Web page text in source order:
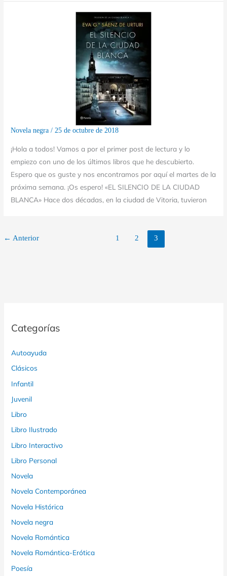
Novela negra /25 de octubre de 2018
¡Hola a todos! Vamos a por el primer post de lectura y lo
empiezo con uno de los últimos libros que he descubierto.
Espero que os guste y nos encontramos por aquí el martes de la
próxima semana. ¡Os espero! «EL SILENCIO DE LA CIUDAD
BLANCA» Hace dos décadas, en la ciudad de Vitoria, tuvieron
← Anterior 1 2 3
Categorías
Autoayuda
Clásicos
Infantil
Juvenil
Libro
Libro Ilustrado
Libro Interactivo
Libro Personal
Novela
Novela Contemporánea
Novela Histórica
Novela negra
Novela Romántica
Novela Romántica-Erótica
Poesía